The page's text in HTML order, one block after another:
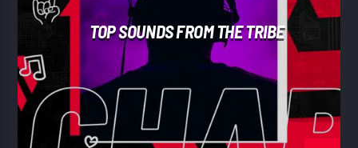
TOP SOUNDS FROM THE TRIBE